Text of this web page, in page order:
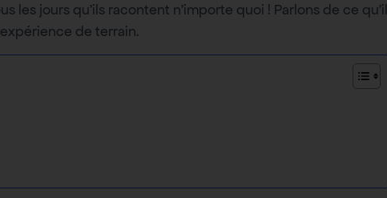
les jours qu’ils racontent n’importe quoi ! Parlons de ce qu’il
de terrain.